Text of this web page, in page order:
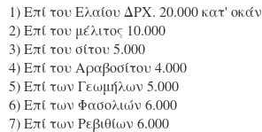
1) Επί του Ελαίου ΔΡΧ. 20.000 κατ' οκάν
2) Επί του μέλιτος 10.000
3) Επί του σίτου 5.000
4) Επί του Αραβοσίτου 4.000
5) Επί των Γεωμήλων 5.000
6) Επί των Φασολιών 6.000
7) Επί των Ρεβιθίων 6.000